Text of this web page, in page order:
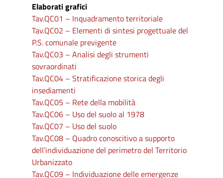
Elaborati grafici
Tav.QC01 – Inquadramento territoriale
Tav.QC02 – Elementi di sintesi progettuale del
P.S. comunale previgente
Tav.QC03 – Analisi degli strumenti
sovraordinati
Tav.QC04 – Stratificazione storica degli
insediamenti
Tav.QC05 – Rete della mobilità
Tav.QC06 – Uso del suolo al 1978
Tav.QC07 – Uso del suolo
Tav.QC08 – Quadro conoscitivo a supporto
dell’individuazione del perimetro del Territorio
Urbanizzato
Tav.QC09 – Individuazione delle emergenze